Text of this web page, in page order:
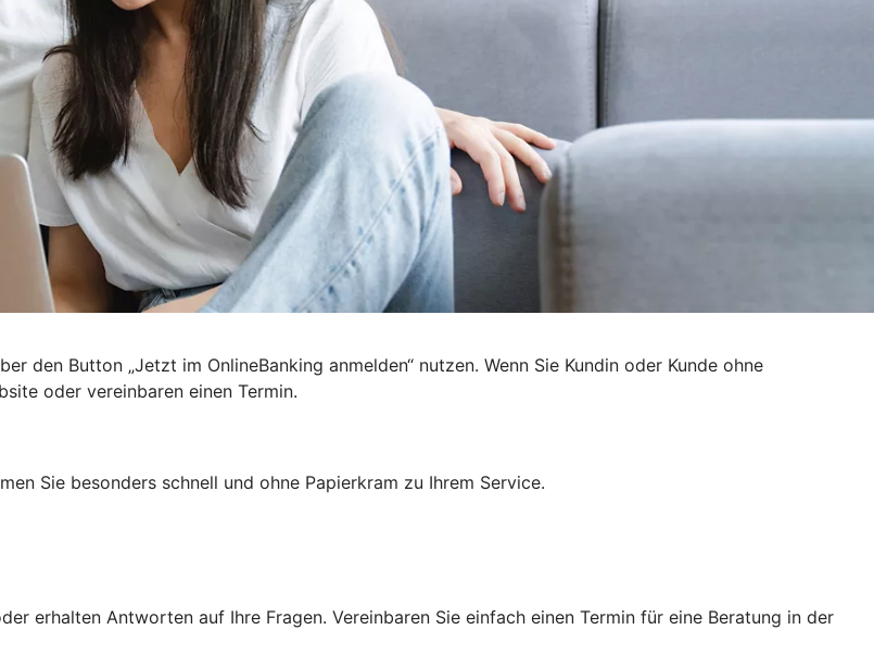
den Button „Jetzt im OnlineBanking anmelden“ nutzen. Wenn Sie Kundin oder Kunde ohne
oder vereinbaren einen Termin.
Sie besonders schnell und ohne Papierkram zu Ihrem Service.
erhalten Antworten auf Ihre Fragen. Vereinbaren Sie einfach einen Termin für eine Beratung in der